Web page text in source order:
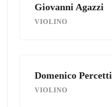
Giovanni Agazzi
VIOLINO
Domenico Percetti
VIOLINO